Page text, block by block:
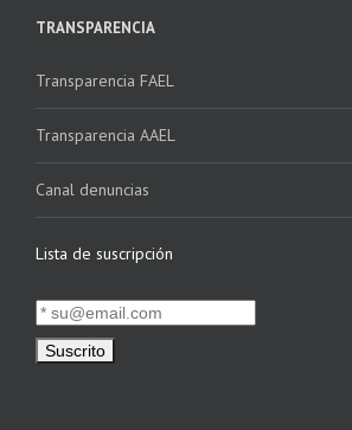
TRANSPARENCIA
Transparencia FAEL
Transparencia AAEL
Canal denuncias
Lista de suscripción